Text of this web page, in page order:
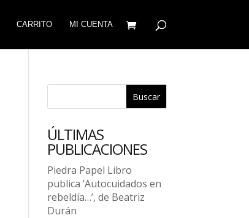
CARRITO MI CUENTA
Buscar
ÚLTIMAS
PUBLICACIONES
Piedra Papel Libro
publica ‘Autocuidados en
rebeldía…’, de Beatriz
Durán